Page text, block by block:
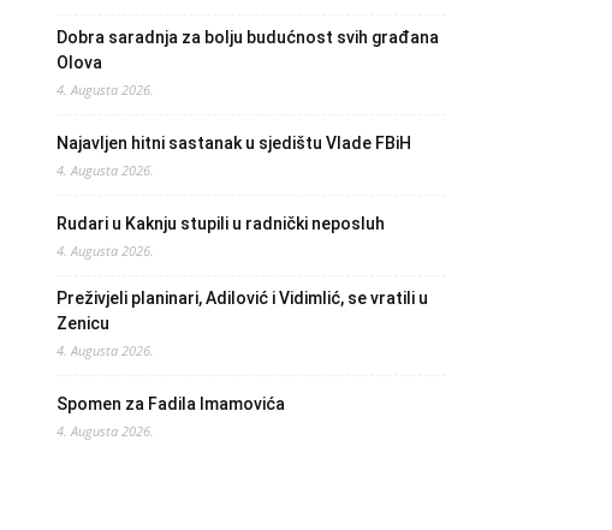
Dobra saradnja za bolju budućnost svih građana
Olova
4. Augusta 2026.
Najavljen hitni sastanak u sjedištu Vlade FBiH
4. Augusta 2026.
Rudari u Kaknju stupili u radnički neposluh
4. Augusta 2026.
Preživjeli planinari, Adilović i Vidimlić, se vratili u
Zenicu
4. Augusta 2026.
Spomen za Fadila Imamovića
4. Augusta 2026.